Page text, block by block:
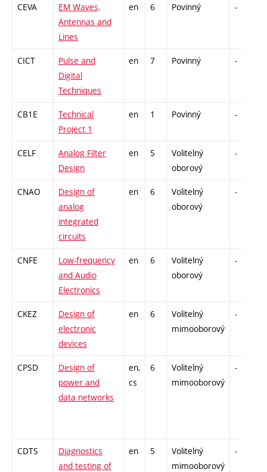
CEVA
EM Waves,
Antennas and
Lines
en 6 Povinný -
CICT
Pulse and
Digital
Techniques
en 7 Povinný -
CB1E
Technical
Project 1
en 1 Povinný -
CELF
Analog Filter
Design
en 5
Volitelný
oborový
-
CNAO
Design of
analog
integrated
circuits
en 6
Volitelný
oborový
-
CNFE
Low-frequency
and Audio
Electronics
en 6
Volitelný
oborový
-
CKEZ
Design of
electronic
devices
en 6
Volitelný
mimooborový
-
CPSD
Design of
power and
data networks
en,
cs
6
Volitelný
mimooborový
-
CDTS
Diagnostics
and testing of
en 5
Volitelný
mimooborový
-